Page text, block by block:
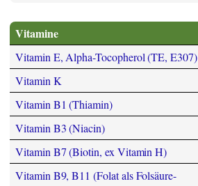
Vitamine
Vitamin E, Alpha-Tocopherol (TE, E307)
Vitamin K
Vitamin B1 (Thiamin)
Vitamin B3 (Niacin)
Vitamin B7 (Biotin, ex Vitamin H)
Vitamin B9, B11 (Folat als Folsäure-